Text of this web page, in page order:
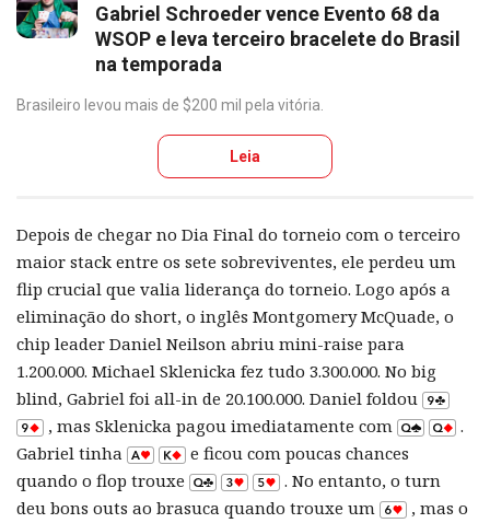
Gabriel Schroeder vence Evento 68 da
WSOP e leva terceiro bracelete do Brasil
na temporada
Brasileiro levou mais de $200 mil pela vitória.
Leia
Depois de chegar no Dia Final do torneio com o terceiro
maior stack entre os sete sobreviventes, ele perdeu um
flip crucial que valia liderança do torneio. Logo após a
eliminação do short, o inglês Montgomery McQuade, o
chip leader Daniel Neilson abriu mini-raise para
1.200.000. Michael Sklenicka fez tudo 3.300.000. No big
blind, Gabriel foi all-in de 20.100.000. Daniel foldou
, mas Sklenicka pagou imediatamente com
.
Gabriel tinha
e ficou com poucas chances
quando o flop trouxe
. No entanto, o turn
deu bons outs ao brasuca quando trouxe um
, mas o